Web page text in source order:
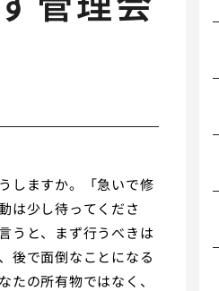
しますか。「急いで修
は少し待ってくださ
うと、まず行うべきは
後で面倒なことになる
の所有物ではなく、